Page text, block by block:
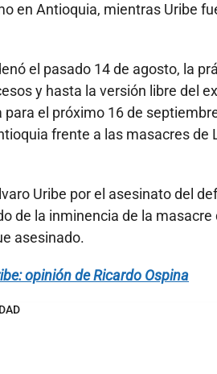
en Antioquia, mientras Uribe
el pasado 14 de agosto, la
y hasta la versión libre del
el próximo 16 de
frente a las masacres de
Uribe por el asesinato del
de la inminencia de la masacre
asesinado.
opinión de Ricardo Ospina